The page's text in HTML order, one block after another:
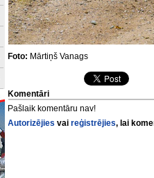
Foto: Mārtiņš Vanags
Komentāri
Pašlaik komentāru nav!
Autorizējies vaireģistrējies, lai